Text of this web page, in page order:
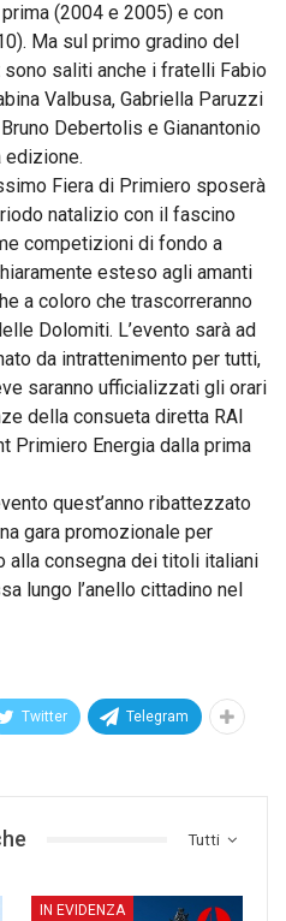
(2004 e 2005) e con
Ma sul primo gradino del
saliti anche i fratelli Fabio
Valbusa, Gabriella Paruzzi
Debertolis e Gianantonio
edizione.
Fiera di Primiero sposerà
natalizio con il fascino
competizioni di fondo a
esteso agli amanti
a coloro che trascorreranno
Dolomiti. L’evento sarà ad
da intrattenimento per tutti,
saranno ufficializzati gli orari
della consueta diretta RAI
Primiero Energia dalla prima
quest’anno ribattezzato
gara promozionale per
alla consegna dei titoli italiani
lungo l’anello cittadino nel
Twitter Telegram
Tutti
IN EVIDENZA